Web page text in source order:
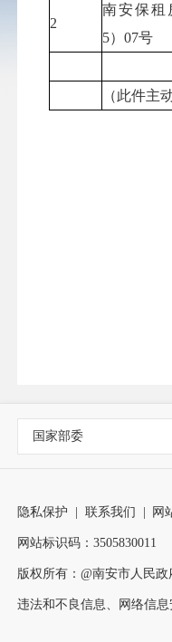
2
南安保租
5）07号
（此件主
国家部委
隐私保护 联系我们 网
网站标识码：3505830011
版权所有：@南安市人民政
违法和不良信息、网络信息